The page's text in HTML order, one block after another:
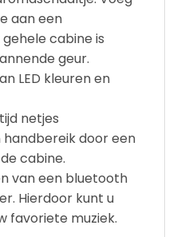
aan een
cabine is
geur.
LED kleuren en
netjes
door een
cabine.
van een bluetooth
Hierdoor kunt u
favoriete muziek.